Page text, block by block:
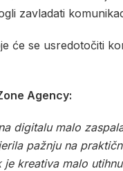
zavladati
će se usredotočiti
Agency:
digitalu malo
pažnju na
kreativa malo